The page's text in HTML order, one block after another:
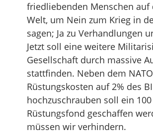
friedliebenden Menschen auf
Welt, um Nein zum Krieg in
sagen; Ja zu Verhandlungen
Jetzt soll eine weitere
Gesellschaft durch massive
stattfinden. Neben dem
Rüstungskosten auf 2% des
hochzuschrauben soll ein
Rüstungsfond geschaffen
müssen wir verhindern.